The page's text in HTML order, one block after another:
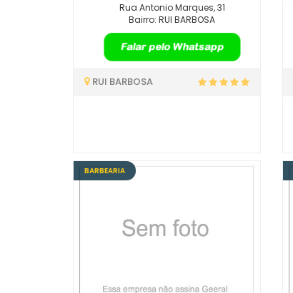
Rua Antonio Marques, 31
Bairro: RUI BARBOSA
RUI BARBOSA
BARBEARIA